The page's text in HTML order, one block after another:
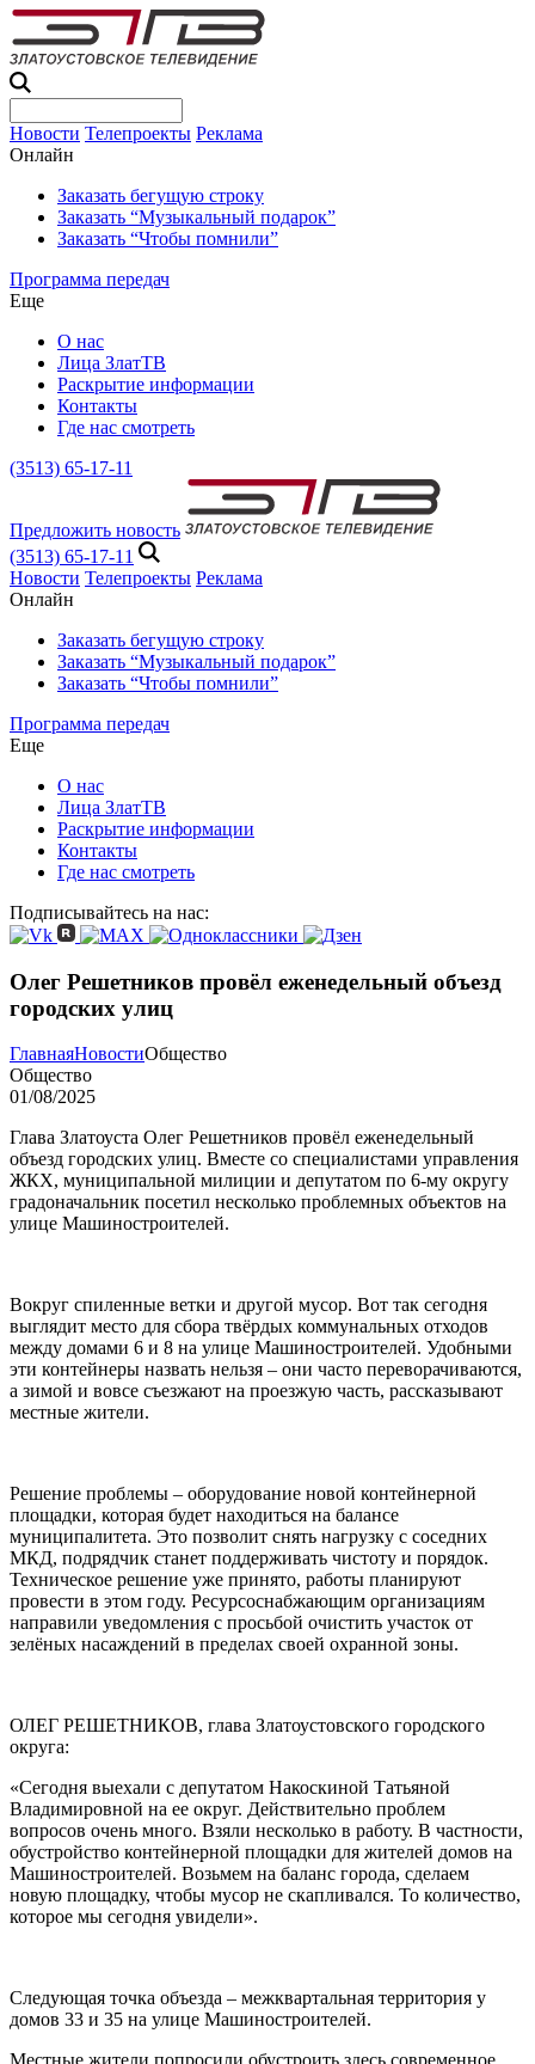
Новости Телепроекты Реклама
Онлайн
Заказать бегущую строку
Заказать “Музыкальный подарок”
Заказать “Чтобы помнили”
Программа передач
Еще
О нас
Лица ЗлатТВ
Раскрытие информации
Контакты
Где нас смотреть
(3513) 65-17-11
Предложить новость
(3513) 65-17-11
Новости Телепроекты Реклама
Онлайн
Заказать бегущую строку
Заказать “Музыкальный подарок”
Заказать “Чтобы помнили”
Программа передач
Еще
О нас
Лица ЗлатТВ
Раскрытие информации
Контакты
Где нас смотреть
Подписывайтесь на нас:
Олег Решетников провёл еженедельный объезд
городских улиц
ГлавнаяНовостиОбщество
Общество
01/08/2025
Глава Златоуста Олег Решетников провёл еженедельный
объезд городских улиц. Вместе со специалистами управления
ЖКХ, муниципальной милиции и депутатом по 6-му округу
градоначальник посетил несколько проблемных объектов на
улице Машиностроителей.
Вокруг спиленные ветки и другой мусор. Вот так сегодня
выглядит место для сбора твёрдых коммунальных отходов
между домами 6 и 8 на улице Машиностроителей. Удобными
эти контейнеры назвать нельзя – они часто переворачиваются,
а зимой и вовсе съезжают на проезжую часть, рассказывают
местные жители.
Решение проблемы – оборудование новой контейнерной
площадки, которая будет находиться на балансе
муниципалитета. Это позволит снять нагрузку с соседних
МКД, подрядчик станет поддерживать чистоту и порядок.
Техническое решение уже принято, работы планируют
провести в этом году. Ресурсоснабжающим организациям
направили уведомления с просьбой очистить участок от
зелёных насаждений в пределах своей охранной зоны.
ОЛЕГ РЕШЕТНИКОВ, глава Златоустовского городского
округа:
«Сегодня выехали с депутатом Накоскиной Татьяной
Владимировной на ее округ. Действительно проблем
вопросов очень много. Взяли несколько в работу. В частности,
обустройство контейнерной площадки для жителей домов на
Машиностроителей. Возьмем на баланс города, сделаем
новую площадку, чтобы мусор не скапливался. То количество,
которое мы сегодня увидели».
Следующая точка объезда – межквартальная территория у
домов 33 и 35 на улице Машиностроителей.